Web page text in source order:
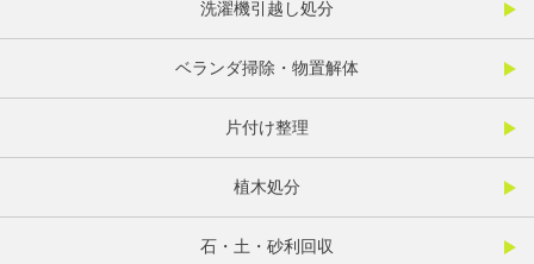
洗濯機引越し処分
ベランダ掃除・物置解体
片付け整理
植木処分
石・土・砂利回収